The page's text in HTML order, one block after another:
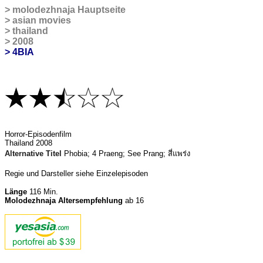
> molodezhnaja Hauptseite
> asian movies
> thailand
> 2008
> 4BIA
Horror-Episodenfilm
Thailand 2008
Alternative Titel
Phobia; 4 Praeng; See Prang; สี่แพร่ง
Regie und Darsteller siehe Einzelepisoden
Länge 116 Min.
Molodezhnaja Altersempfehlung ab 16